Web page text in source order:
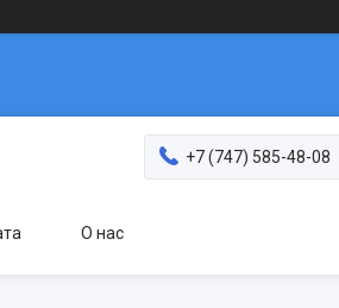
+7 (747) 585-48-08
О нас